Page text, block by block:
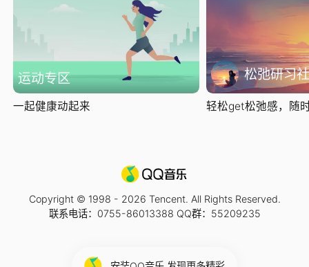
运动专区
一起健康动起来
松弛研习社
轻松get松弛感，随
Copyright © 1998 - 2026 Tencent. All Rights Reserved.
联系电话：0755-86013388 QQ群：55209235